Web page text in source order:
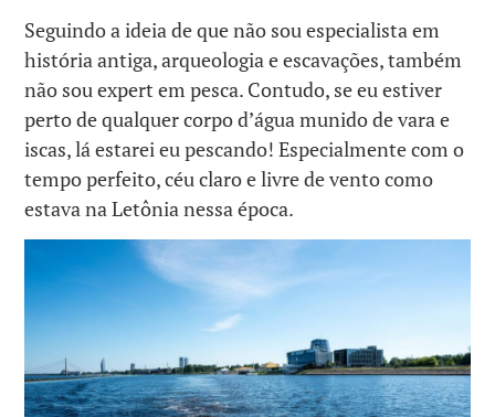
Seguindo a ideia de que não sou especialista em
história antiga, arqueologia e escavações, também
não sou expert em pesca. Contudo, se eu estiver
perto de qualquer corpo d’água munido de vara e
iscas, lá estarei eu pescando! Especialmente com o
tempo perfeito, céu claro e livre de vento como
estava na Letônia nessa época.